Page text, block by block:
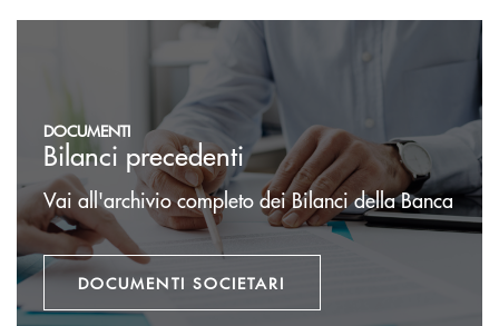
DOCUMENTI
Bilanci precedenti
Vai all'archivio completo dei Bilanci della Banca
DOCUMENTI SOCIETARI